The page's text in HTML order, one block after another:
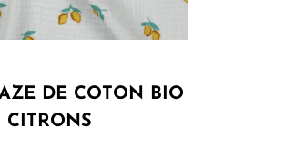
DE COTON BIO
CITRONS